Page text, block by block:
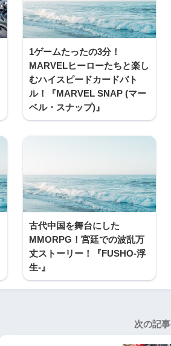
1ゲームたったの3分！
MARVELヒーローたちと楽し
むハイスピードカードバト
ル！『MARVEL SNAP (マー
ベル・スナップ)』
古代中国を舞台にした
MMORPG！宮廷での波乱万
丈ストーリー！『FUSHO-浮
生-』
次の記事